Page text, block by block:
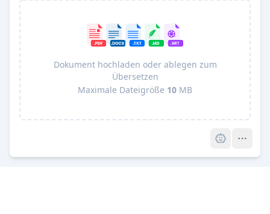
Dokument hochladen oder ablegen zum
Übersetzen
Maximale Dateigröße 10 MB